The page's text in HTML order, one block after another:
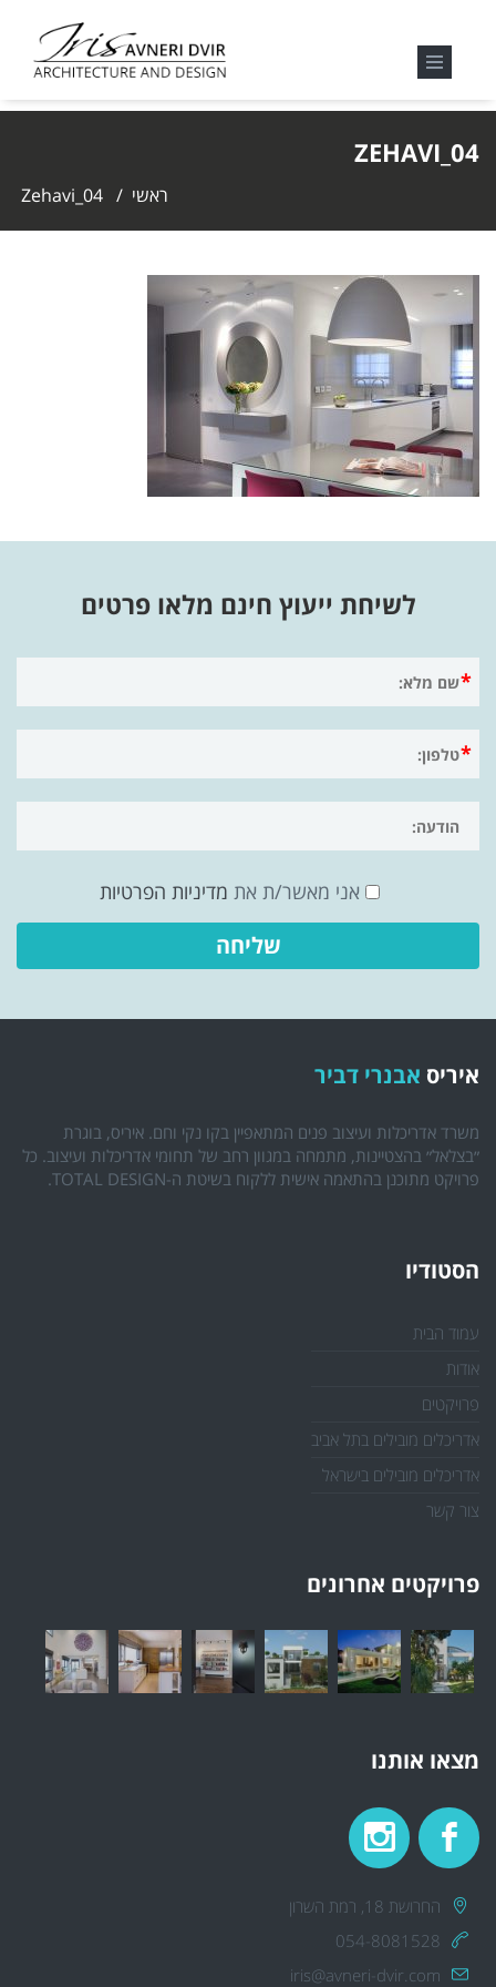
ZEHAVI_04
ראשי /
Zehavi_04
לשיחת ייעוץ חינם מלאו פרטים
אני מאשר/ת את מדיניות הפרטיות
איריס אבנרי דביר
משרד אדריכלות ועיצוב פנים המתאפיין בקו נקי וחם. איריס, בוגרת
״בצלאל״ בהצטיינות, מתמחה במגוון רחב של תחומי אדריכלות ועיצוב. כל
פרויקט מתוכנן בהתאמה אישית ללקוח בשיטת ה-TOTAL DESIGN.
הסטודיו
עמוד הבית
אודות
פרויקטים
אדריכלים מובילים בתל אביב
אדריכלים מובילים בישראל
צור קשר
פרויקטים אחרונים
מצאו אותנו
החרושת 18, רמת השרון
054-8081528
iris@avneri-dvir.com